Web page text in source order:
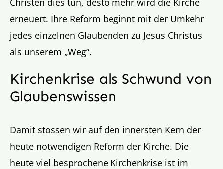
Christen dies tun, desto mehr wird die Kirche
erneuert. Ihre Reform beginnt mit der Umkehr
jedes einzelnen Glaubenden zu Jesus Christus
als unserem „Weg“.
Kirchenkrise als Schwund von
Glaubenswissen
Damit stossen wir auf den innersten Kern der
heute notwendigen Reform der Kirche. Die
heute viel besprochene Kirchenkrise ist im